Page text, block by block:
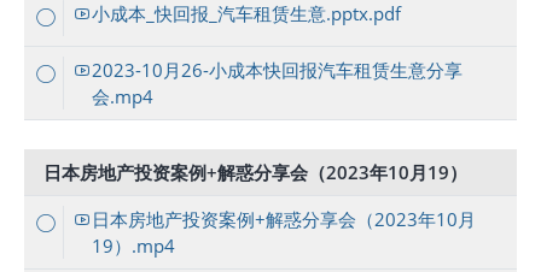
小成本_快回报_汽车租赁生意.pptx.pdf
2023-10月26-小成本快回报汽车租赁生意分享
会.mp4
日本房地产投资案例+解惑分享会（2023年10月19）
日本房地产投资案例+解惑分享会（2023年10月
19）.mp4